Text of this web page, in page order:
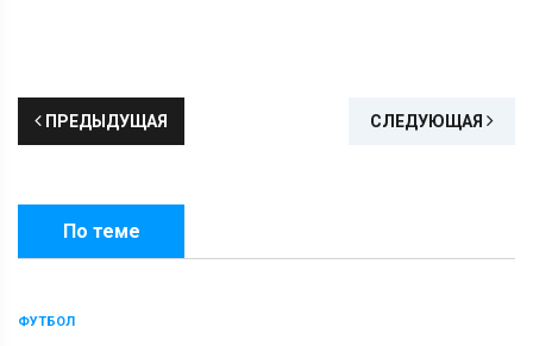
ПРЕДЫДУЩАЯ СЛЕДУЮЩАЯ
По теме
ФУТБОЛ